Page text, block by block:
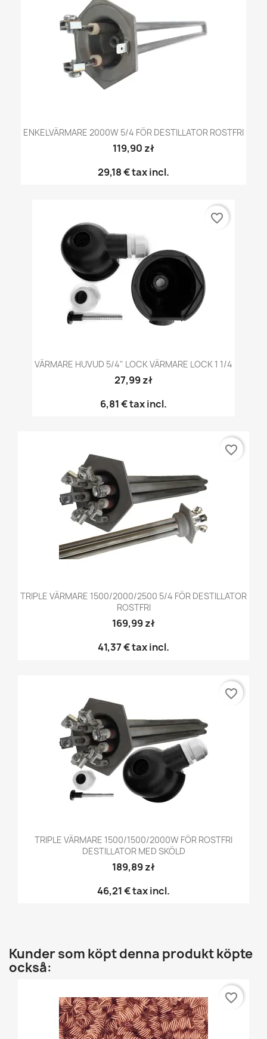
ENKELVÄRMARE 2000W 5/4 FÖR DESTILLATOR ROSTFRI
119,90 zł
29,18 €tax incl.
VÄRMARE HUVUD 5/4" LOCK VÄRMARE LOCK 1 1/4
27,99 zł
6,81 €tax incl.
favorite_border
TRIPLE VÄRMARE 1500/2000/2500 5/4 FÖR DESTILLATOR
ROSTFRI
169,99 zł
41,37 €tax incl.
favorite_border
TRIPLE VÄRMARE 1500/1500/2000W FÖR ROSTFRI
DESTILLATOR MED SKÖLD
189,89 zł
46,21 €tax incl.
favorite_border
Kunder som köpt denna produkt köpte
också:
favorite_border